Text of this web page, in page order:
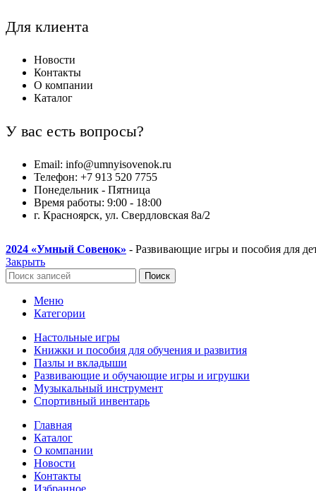
Для клиента
Новости
Контакты
О компании
Каталог
У вас есть вопросы?
Email: info@umnyisovenok.ru
Телефон: +7 913 520 7755
Понедельник - Пятница
Время работы: 9:00 - 18:00
г. Красноярск, ул. Свердловская 8а/2
2024 «Умный Совенок» - Развивающие игры и пособия для
Закрыть
Поиск
Меню
Категории
Настольные игры
Книжки и пособия для обучения и развития
Пазлы и вкладыши
Развивающие и обучающие игры и игрушки
Музыкальный инструмент
Спортивный инвентарь
Главная
Каталог
О компании
Новости
Контакты
Избранное